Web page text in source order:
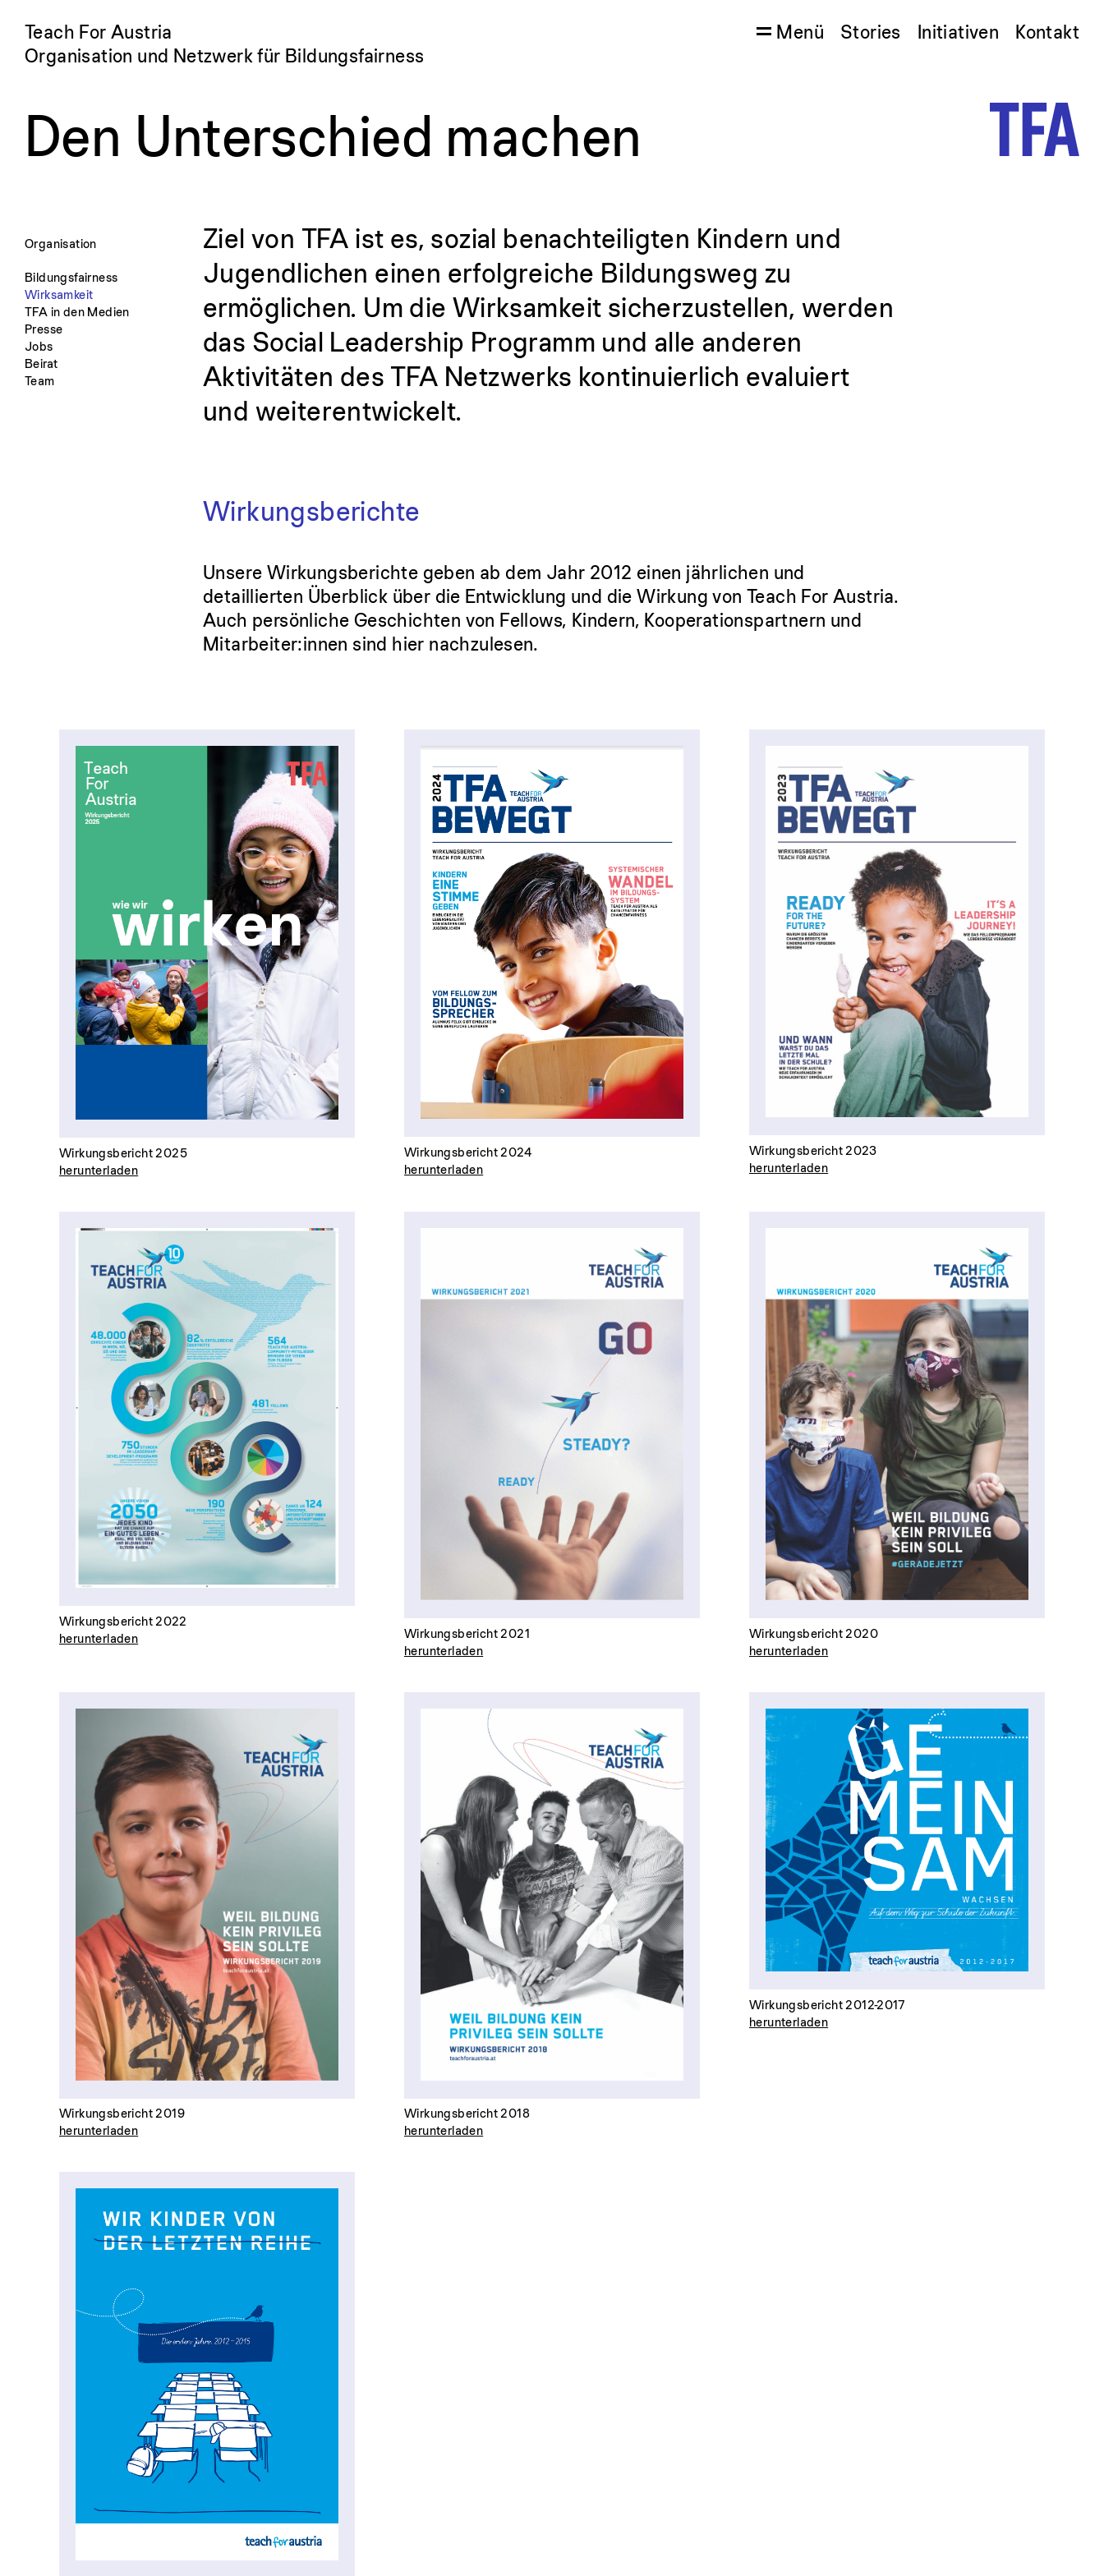
Teach For Austria
Organisation und Netzwerk für Bildungsfairness
Menü Stories Initiativen Kontakt
Den Unterschied machen
Organisation
Bildungsfairness
Wirksamkeit
TFA in den Medien
Presse
Jobs
Beirat
Team
Ziel von TFA ist es, sozial benachteiligten Kindern und
Jugendlichen einen erfolgreiche Bildungsweg zu
ermöglichen. Um die Wirksamkeit sicherzustellen, werden
das Social Leadership Programm und alle anderen
Aktivitäten des TFA Netzwerks kontinuierlich evaluiert
und weiterentwickelt.
Wirkungsberichte
Unsere Wirkungsberichte geben ab dem Jahr 2012 einen jährlichen und
detaillierten Überblick über die Entwicklung und die Wirkung von Teach For Austria.
Auch persönliche Geschichten von Fellows, Kindern, Kooperationspartnern und
Mitarbeiter:innen sind hier nachzulesen.
Wirkungsbericht 2025
herunterladen
Wirkungsbericht 2024
herunterladen
Wirkungsbericht 2023
herunterladen
Wirkungsbericht 2022
herunterladen
Wirkungsbericht 2021
herunterladen
Wirkungsbericht 2020
herunterladen
Wirkungsbericht 2019
herunterladen
Wirkungsbericht 2018
herunterladen
Wirkungsbericht 2012-2017
herunterladen